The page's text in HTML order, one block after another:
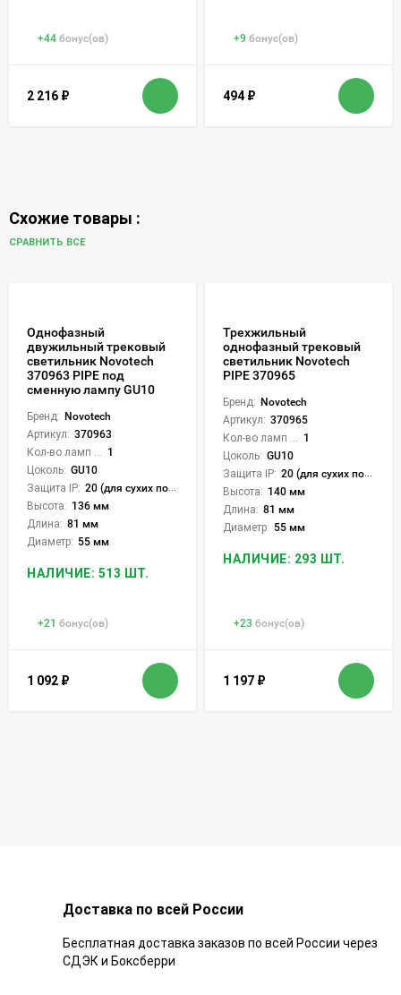
+44 бонус(ов)
2 216 ₽
+9 бонус(ов)
494 ₽
Схожие товары :
СРАВНИТЬ ВСЕ
Однофазный
двужильный трековый
светильник Novotech
370963 PIPE под
сменную лампу GU10
Бренд: Novotech
Артикул: 370963
Кол-во ламп или LED: 1
Цоколь: GU10
Защита IP: 20 (для сухих пом.)
Высота: 136 мм
Длина: 81 мм
Диаметр: 55 мм
НАЛИЧИЕ: 513 ШТ.
+21 бонус(ов)
1 092 ₽
Трехжильный
однофазный трековый
светильник Novotech
PIPE 370965
Бренд: Novotech
Артикул: 370965
Кол-во ламп или LED: 1
Цоколь: GU10
Защита IP: 20 (для сухих пом.)
Высота: 140 мм
Длина: 81 мм
Диаметр: 55 мм
НАЛИЧИЕ: 293 ШТ.
+23 бонус(ов)
1 197 ₽
Доставка по всей России
Бесплатная доставка заказов по всей России через
СДЭК и Боксберри